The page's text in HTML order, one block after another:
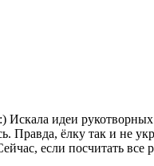
Искала идеи
Правда, ёлку так и не
если посчитать все